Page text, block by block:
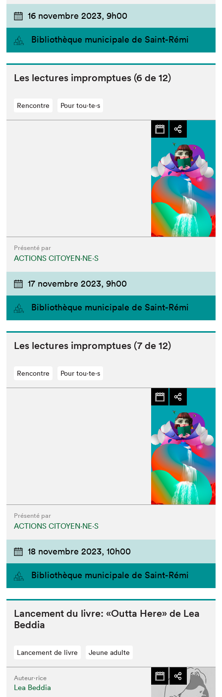
16 novembre 2023, 9h00
Bibliothèque municipale de Saint-Rémi
Les lec­tures impromptues (6 de12)
Rencontre Pour tou⋅te⋅s
Présenté par
ACTIONS CITOYEN⋅NE⋅S
17 novembre 2023, 9h00
Bibliothèque municipale de Saint-Rémi
Les lec­tures impromptues (7 de12)
Rencontre Pour tou⋅te⋅s
Présenté par
ACTIONS CITOYEN⋅NE⋅S
18 novembre 2023, 10h00
Bibliothèque municipale de Saint-Rémi
Lance­ment du livre: «Out­ta Here» de Lea
Beddia
Lancement de livre Jeune adulte
Auteur·rice
Lea Beddia